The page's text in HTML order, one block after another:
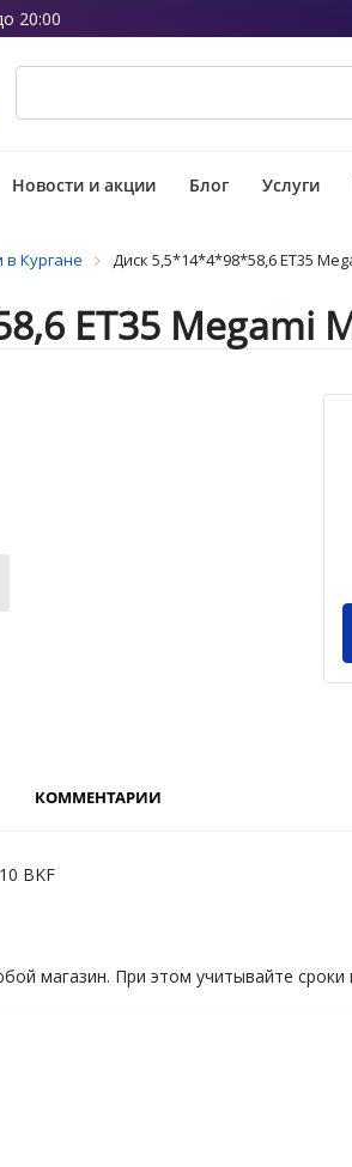
20:00
Новости и акции Блог Услуги
Кургане Диск 5,5*14*4*98*58,6 ET35
ET35 Megami
КОММЕНТАРИИ
BKF
магазин. При этом учитывайте